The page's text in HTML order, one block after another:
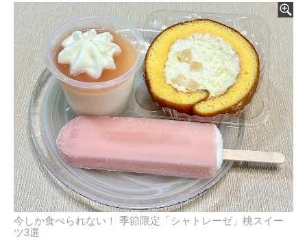
今しか食べられない！ 季節限定「シャトレーゼ」桃スイー
ツ3選